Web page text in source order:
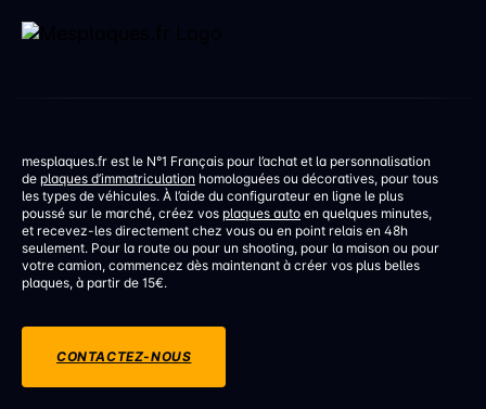
mesplaques.fr est le N°1 Français pour l’achat et la personnalisation
de plaques d’immatriculation homologuées ou décoratives, pour tous
les types de véhicules. À l’aide du configurateur en ligne le plus
poussé sur le marché, créez vos plaques auto en quelques minutes,
et recevez-les directement chez vous ou en point relais en 48h
seulement. Pour la route ou pour un shooting, pour la maison ou pour
votre camion, commencez dès maintenant à créer vos plus belles
plaques, à partir de 15€.
CONTACTEZ-NOUS